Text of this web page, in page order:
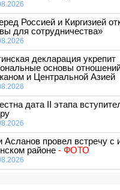
Россией и Киргизией
для сотрудничества»
декларация укрепит
основы
и Центральной Азией
дата II этапа
Асланов провел встречу с
районе - ФОТО